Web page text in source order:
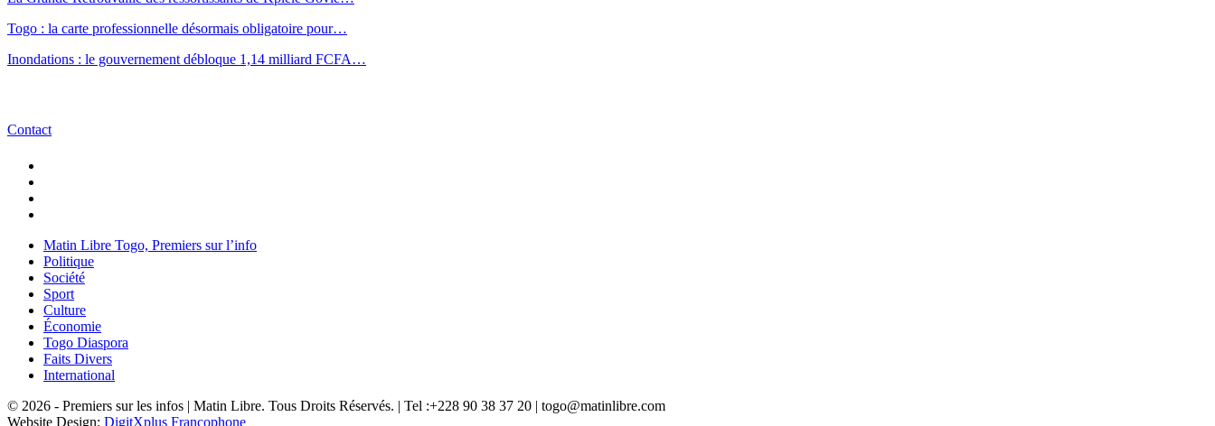
Togo : la carte professionnelle désormais obligatoire pour…
Inondations : le gouvernement débloque 1,14 milliard FCFA…
Contact
Matin Libre Togo, Premiers sur l’info
Politique
Société
Sport
Culture
Économie
Togo Diaspora
Faits Divers
International
© 2026 - Premiers sur les infos | Matin Libre. Tous Droits Réservés. | Tel :+228 90 38 37 20 | togo@matinlibre.com
Website Design: DigitXplus Francophone